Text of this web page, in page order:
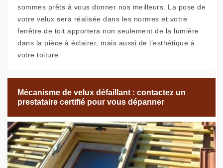
sommes prêts à vous donner nos meilleurs. La pose de
votre velux sera réalisée dans les normes et votre
fenêtre de toit apportera non seulement de la lumière
dans la pièce à éclairer, mais aussi de l’esthétique à
votre toiture.
Mécanisme de velux défaillant : contactez un
prestataire certifié pour vous dépanner